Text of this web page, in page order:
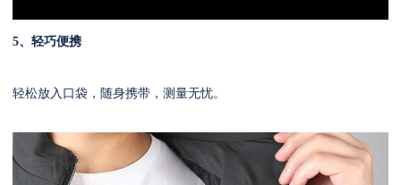
5、轻巧便携
轻松放入口袋，随身携带，测量无忧。